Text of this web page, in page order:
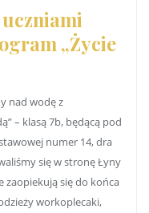
„Życie
nad wodę z
– klasą 7b, będącą pod
numer 14, dra
się w stronę Łyny
zaopiekują się do końca
workoplecaki,